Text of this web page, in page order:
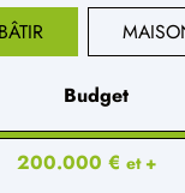
Budget
200.000 € et +